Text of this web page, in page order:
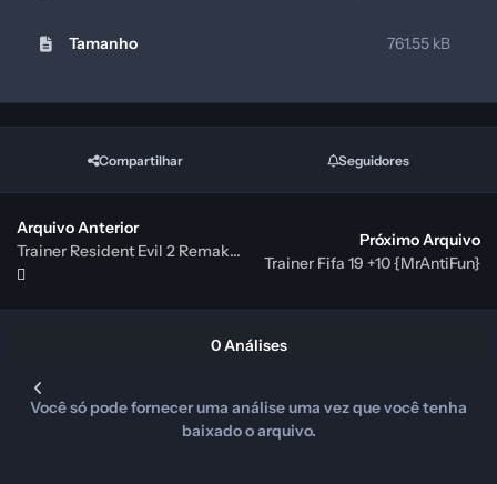
Tamanho 761.55 kB
Compartilhar Seguidores
Arquivo Anterior
Trainer Resident Evil 2 Remake v1.0 Plus 8 {FLiNG}
Próximo Arquivo
Trainer Fifa 19 +10 {MrAntiFun}
0 Análises
Você só pode fornecer uma análise uma vez que você tenha
baixado o arquivo.